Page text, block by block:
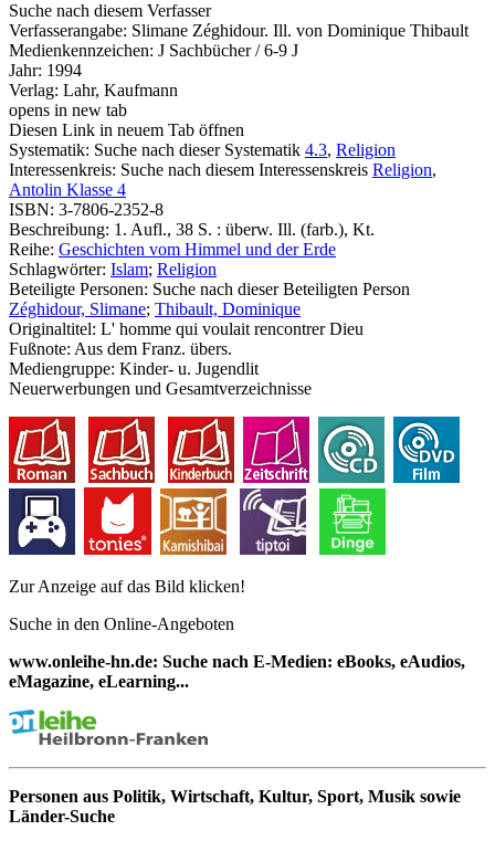
Suche nach diesem Verfasser
Verfasserangabe: Slimane Zéghidour. Ill. von Dominique Thibault
Medienkennzeichen: J Sachbücher / 6-9 J
Jahr: 1994
Verlag: Lahr, Kaufmann
opens in new tab
Diesen Link in neuem Tab öffnen
Systematik: Suche nach dieser Systematik 4.3, Religion
Interessenkreis: Suche nach diesem Interessenskreis Religion,
Antolin Klasse 4
ISBN: 3-7806-2352-8
Beschreibung: 1. Aufl., 38 S. : überw. Ill. (farb.), Kt.
Reihe: Geschichten vom Himmel und der Erde
Schlagwörter: Islam; Religion
Beteiligte Personen: Suche nach dieser Beteiligten Person
Zéghidour, Slimane; Thibault, Dominique
Originaltitel: L' homme qui voulait rencontrer Dieu
Fußnote: Aus dem Franz. übers.
Mediengruppe: Kinder- u. Jugendlit
Neuerwerbungen und Gesamtverzeichnisse
Zur Anzeige auf das Bild klicken!
Suche in den Online-Angeboten
www.onleihe-hn.de: Suche nach E-Medien: eBooks, eAudios,
eMagazine, eLearning...
Personen aus Politik, Wirtschaft, Kultur, Sport, Musik sowie
Länder-Suche